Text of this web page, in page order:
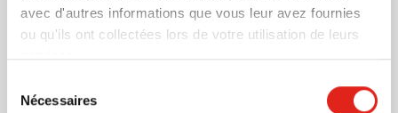
avec d'autres informations que vous leur avez fournies
ou qu'ils ont collectées lors de votre utilisation de leurs
services.
Nécessaires
Dimensions
9 cm x 5 cm x 0.9 cm (l x
l x h)